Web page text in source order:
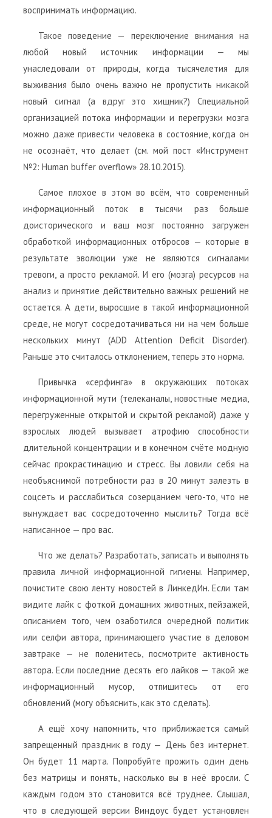
воспринимать информацию.
Такое поведение — переключение внимания на
любой новый источник информации — мы
унаследовали от природы, когда тысячелетия для
выживания было очень важно не пропустить никакой
новый сигнал (а вдруг это хищник?) Специальной
организацией потока информации и перегрузки мозга
можно даже привести человека в состояние, когда он
не осознаёт, что делает (см. мой пост «Инструмент
№2: Human buffer overflow» 28.10.2015).
Самое плохое в этом во всём, что современный
информационный поток в тысячи раз больше
доисторического и ваш мозг постоянно загружен
обработкой информационных отбросов — которые в
результате эволюции уже не являются сигналами
тревоги, а просто рекламой. И его (мозга) ресурсов на
анализ и принятие действительно важных решений не
остается. А дети, выросшие в такой информационной
среде, не могут сосредотачиваться ни на чем больше
нескольких минут (ADD Attention Deficit Disorder).
Раньше это считалось отклонением, теперь это норма.
Привычка «серфинга» в окружающих потоках
информационной мути (телеканалы, новостные медиа,
перегруженные открытой и скрытой рекламой) даже у
взрослых людей вызывает атрофию способности
длительной концентрации и в конечном счёте модную
сейчас прокрастинацию и стресс. Вы ловили себя на
необъяснимой потребности раз в 20 минут залезть в
соцсеть и расслабиться созерцанием чего-то, что не
вынуждает вас сосредоточенно мыслить? Тогда всё
написанное — про вас.
Что же делать? Разработать, записать и выполнять
правила личной информационной гигиены. Например,
почистите свою ленту новостей в ЛинкедИн. Если там
видите лайк с фоткой домашних животных, пейзажей,
описанием того, чем озаботился очередной политик
или селфи автора, принимающего участие в деловом
завтраке — не поленитесь, посмотрите активность
автора. Если последние десять его лайков — такой же
информационный мусор, отпишитесь от его
обновлений (могу объяснить, как это сделать).
А ещё хочу напомнить, что приближается самый
запрещенный праздник в году — День без интернет.
Он будет 11 марта. Попробуйте прожить один день
без матрицы и понять, насколько вы в неё вросли. С
каждым годом это становится всё труднее. Слышал,
что в следующей версии Виндоус будет установлен